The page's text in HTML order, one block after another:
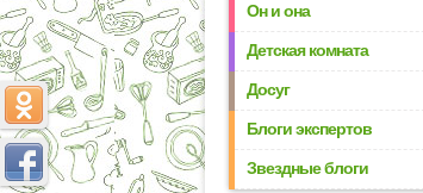
Он и она
Детская комната
Досуг
Блоги экспертов
Звездные блоги